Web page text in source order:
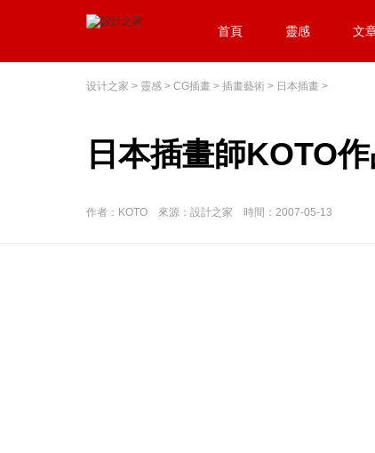
首頁 靈感 文
设计之家 > 靈感 > CG插畫 > 插畫藝術 > 日本插畫 >
日本插畫師KOTO
作者：KOTO 來源：設計之家 時間：2007-05-13